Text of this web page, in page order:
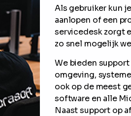
Als gebruiker kun
aanlopen of een
servicedesk zorgt
zo snel mogelijk
We bieden
omgeving,
ook op de meest
software en alle
Naast support op